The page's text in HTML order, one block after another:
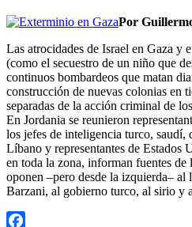
Por
Las atrocidades de Israel en Gaza y
(como el secuestro de un niño que
continuos bombardeos que matan
construcción de nuevas colonias en
separadas de la acción criminal de
En Jordania se reunieron
los jefes de inteligencia turco, saudí,
Líbano y representantes de Estados
en toda la zona, informan fuentes de
oponen –pero desde la izquierda–
Barzani, al gobierno turco, al sirio y